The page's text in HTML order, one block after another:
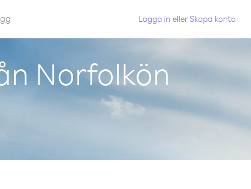
Logga in eller Skapa konto
Norfolkön